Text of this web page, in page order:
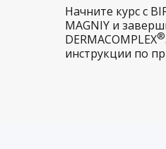
Начните курс с
MAGNIY и
DERMACOMPLEX®
инструкции по